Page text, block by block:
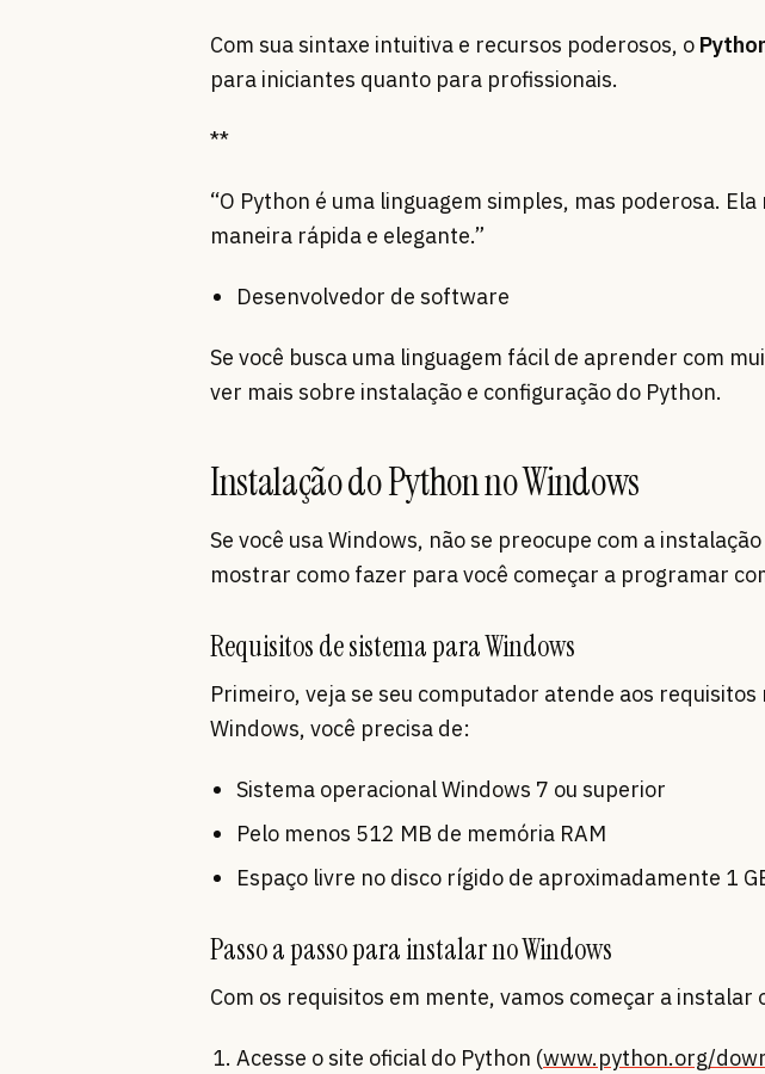
Com sua sintaxe intuitiva e recursos poderosos, o
para iniciantes quanto para profissionais.
**
“O Python é uma linguagem simples, mas poderosa.
maneira rápida e elegante.”
Desenvolvedor de software
Se você busca uma linguagem fácil de aprender com
ver mais sobre instalação e configuração do Python.
Instalação do Python no Windows
Se você usa Windows, não se preocupe com a
mostrar como fazer para você começar a programar
Requisitos de sistema para Windows
Primeiro, veja se seu computador atende aos
Windows, você precisa de:
Sistema operacional Windows 7 ou superior
Pelo menos 512 MB de memória RAM
Espaço livre no disco rígido de aproximadamente 1
Passo a passo para instalar no Windows
Com os requisitos em mente, vamos começar a instalar
Acesse o site oficial do Python (www.python.org/